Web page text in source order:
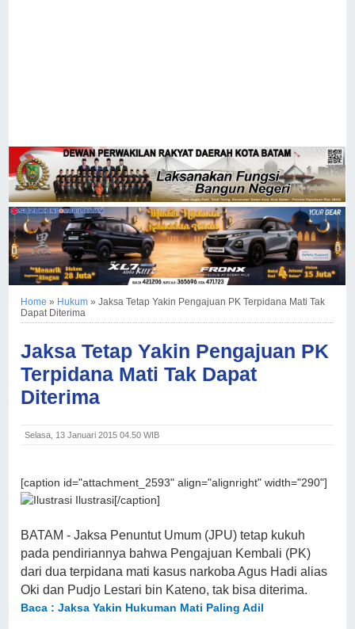
Home » Hukum »Jaksa Tetap Yakin Pengajuan PK Terpidana Mati Tak
Dapat Diterima
Jaksa Tetap Yakin Pengajuan PK
Terpidana Mati Tak Dapat
Diterima
Selasa, 13 Januari 2015 04.50 WIB
[caption id="attachment_2593" align="alignright" width="290"]
Ilustrasi[/caption]
BATAM - Jaksa Penuntut Umum (JPU) tetap kukuh
pada pendiriannya bahwa Pengajuan Kembali (PK)
dari dua terpidana mati kasus narkoba Agus Hadi alias
Oki dan Pudjo Lestari bin Kateno, tak bisa diterima.
Baca : Jaksa Yakin Hukuman Mati Paling Adil